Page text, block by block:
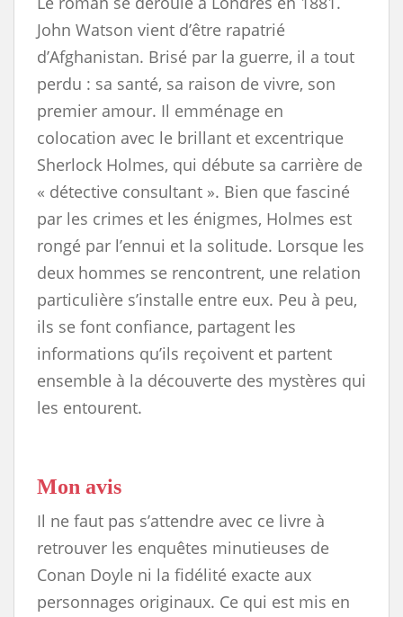
John Watson vient d’être rapatrié
d’Afghanistan. Brisé par la guerre, il a tout
perdu : sa santé, sa raison de vivre, son
premier amour. Il emménage en
colocation avec le brillant et excentrique
Sherlock Holmes, qui débute sa carrière de
« détective consultant ». Bien que fasciné
par les crimes et les énigmes, Holmes est
rongé par l’ennui et la solitude. Lorsque les
deux hommes se rencontrent, une relation
particulière s’installe entre eux. Peu à peu,
ils se font confiance, partagent les
informations qu’ils reçoivent et partent
ensemble à la découverte des mystères qui
les entourent.
Mon avis
Il ne faut pas s’attendre avec ce livre à
retrouver les enquêtes minutieuses de
Conan Doyle ni la fidélité exacte aux
personnages originaux. Ce qui est mis en